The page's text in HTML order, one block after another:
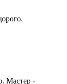
Мастер -